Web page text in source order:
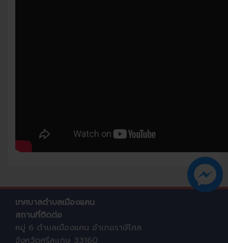
เทศบาลตำบลเมืองแคน
สถานที่ติดต่อ
หมู่ 6 ตำบลเมืองแคน อำเภอราษีไศล
จังหวัดศรีสะเกษ 33160